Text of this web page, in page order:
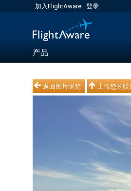
加入FlightAware 登录
产品
返回图片浏览 上传您的照